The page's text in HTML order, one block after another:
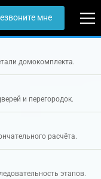
мне
домокомплекта.
и перегородок.
расчёта.
этапов.